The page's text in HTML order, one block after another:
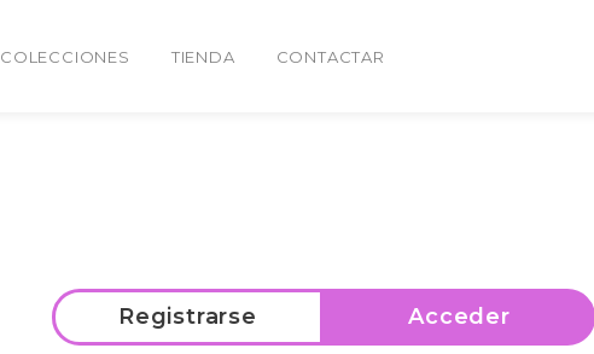
COLECCIONES TIENDA CONTACTAR
Registrarse Acceder